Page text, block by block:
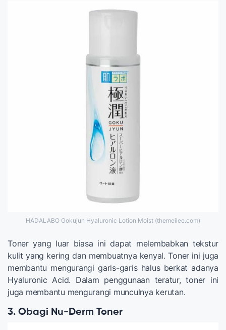
HADALABO Gokujun Hyaluronic Lotion Moist (themeilee.com)
Toner yang luar biasa ini dapat melembabkan tekstur
kulit yang kering dan membuatnya kenyal. Toner ini juga
membantu mengurangi garis-garis halus berkat adanya
Hyaluronic Acid. Dalam penggunaan teratur, toner ini
juga membantu mengurangi munculnya kerutan.
3. Obagi Nu-Derm Toner